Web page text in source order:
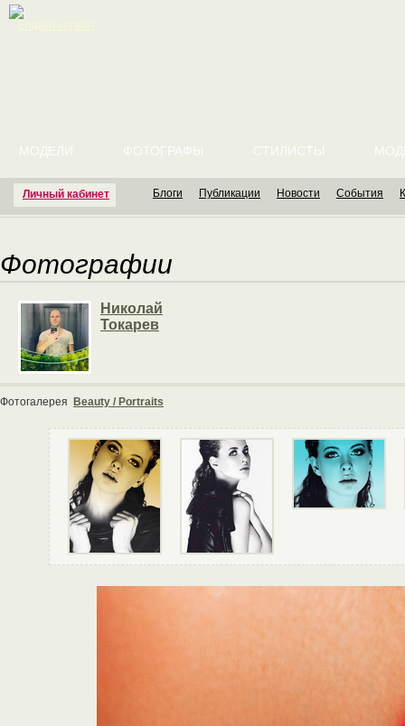
Личный кабинет
МОДЕЛИ ФОТОГРАФЫ СТИЛИСТЫ
Блоги Публикации Новости События
Фотографии
Николай
Токарев
Фотогалерея Beauty / Portraits